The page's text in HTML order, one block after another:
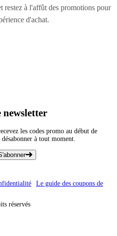
restez à l'affût des promotions pour
d'achat.
newsletter
les codes promo au début de
à tout moment.
Le guide des coupons de
réservés